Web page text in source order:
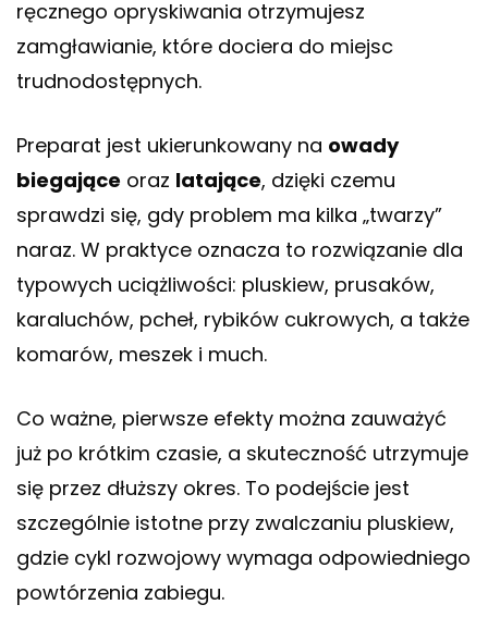
ręcznego opryskiwania otrzymujesz
zamgławianie, które dociera do miejsc
trudnodostępnych.
Preparat jest ukierunkowany na owady
biegające oraz latające, dzięki czemu
sprawdzi się, gdy problem ma kilka „twarzy”
naraz. W praktyce oznacza to rozwiązanie dla
typowych uciążliwości: pluskiew, prusaków,
karaluchów, pcheł, rybików cukrowych, a także
komarów, meszek i much.
Co ważne, pierwsze efekty można zauważyć
już po krótkim czasie, a skuteczność utrzymuje
się przez dłuższy okres. To podejście jest
szczególnie istotne przy zwalczaniu pluskiew,
gdzie cykl rozwojowy wymaga odpowiedniego
powtórzenia zabiegu.